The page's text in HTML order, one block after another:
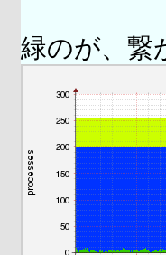
緑のが、繋